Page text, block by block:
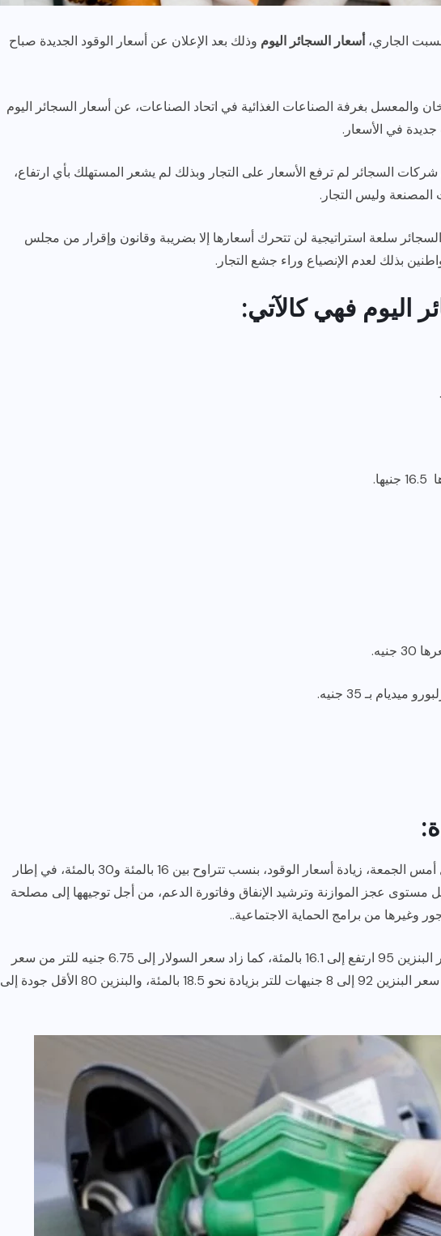
الجاري،أسعار السجائر اليوم وذلك بعد الإعلان عن أسعار الوقود الجديدة صباح
والمعسل بغرفة الصناعات الغذائية في اتحاد الصناعات، عن أسعار السجائر اليوم
في الأسعار.
السجائر لم ترفع الأسعار على التجار وبذلك لم يشعر المستهلك بأي ارتفاع،
المصنعة وليس التجار.
سلعة استراتيجية لن تتحرك أسعارها إلا بضريبة وقانون وإقرار من مجلس
بذلك لعدم الإنصياع وراء جشع التجار.
اليوم فهي كالآتي:
الجدير بالذكر أن أعلنت وزراة البترول أمس الجمعة، زيادة أسعار الوقود، بنسب تتراوح بين 16 بالمئة و30 بالمئة، في إطار
مستوى عجز الموازنة وترشيد الإنفاق وفاتورة الدعم، من أجل توجيهها إلى مصلحة
وغيرها من برامج الحماية الاجتماعية..
وقالت وزارة البترول في بيان إن سعر البنزين 95 ارتفع إلى 16.1 بالمئة، كما زاد سعر السولار إلى 6.75 جنيه للتر من سعر
5.50 جنيه وذكرت الوزارة أنها رفعت سعر البنزين 92 إلى 8 جنيهات للتر بزيادة نحو 18.5 بالمئة، والبنزين 80 الأقل جودة إلى
اعتزالها الفن
هى؟